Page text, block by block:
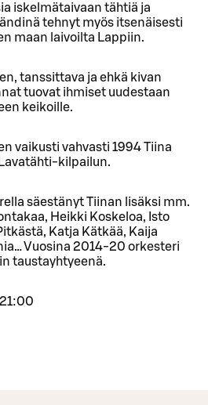
iskelmätaivaan tähtiä ja
tehnyt myös itsenäisesti
maan laivoilta Lappiin.
tanssittava ja ehkä kivan
tuovat ihmiset uudestaan
keikoille.
vaikusti vahvasti 1994 Tiina
kilpailun.
säestänyt Tiinan lisäksi mm.
Heikki Koskeloa, Isto
Katja Kätkää, Kaija
Vuosina 2014-20 orkesteri
taustayhtyeenä.